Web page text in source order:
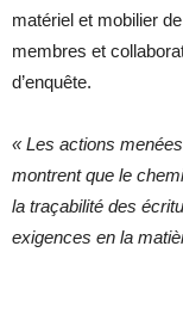
matériel et mobilier
membres et
d’enquête.
« Les actions
montrent que le
la traçabilité des
exigences en la